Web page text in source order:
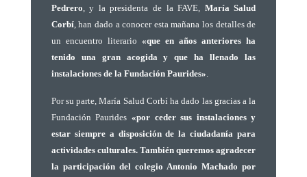
Pedrero, y la presidenta de la FAVE, María Salud
Corbí, han dado a conocer esta mañana los detalles de
un encuentro literario «que en años anteriores ha
tenido una gran acogida y que ha llenado las
instalaciones de la Fundación Paurides».
Por su parte, María Salud Corbí ha dado las gracias a la
Fundación Paurides «por ceder sus instalaciones y
estar siempre a disposición de la ciudadanía para
actividades culturales. También queremos agradecer
la participación del colegio Antonio Machado por